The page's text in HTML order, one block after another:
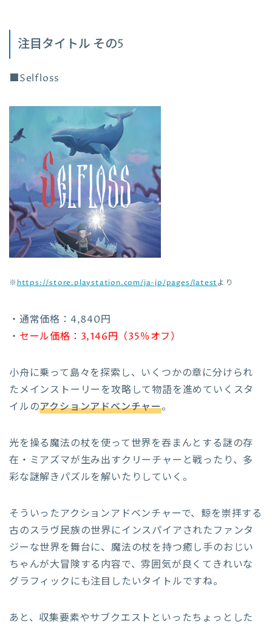
注目タイトル その5
■Selfloss
※https://store.playstation.com/ja-jp/pages/latestより
・通常価格：4,840円
・ セール価格：3,146円（35％オフ）
小舟に乗って島々を探索し、いくつかの章に分けられ
たメインストーリーを攻略して物語を進めていくスタ
イルのアクションアドベンチャー。
光を操る魔法の杖を使って世界を吞まんとする謎の存
在・ミアズマが生み出すクリーチャーと戦ったり、多
彩な謎解きパズルを解いたりしていく。
そういったアクションアドベンチャーで、鯨を崇拝する
古のスラヴ民族の世界にインスパイアされたファンタ
ジーな世界を舞台に、魔法の杖を持つ癒し手のおじい
ちゃんが大冒険する内容で、雰囲気が良くてきれいな
グラフィックにも注目したいタイトルですね。
あと、収集要素やサブクエストといったちょっとした